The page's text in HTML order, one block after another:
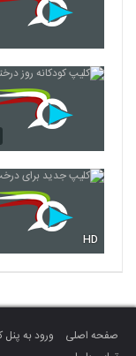
HD
صفحه اصلی ورود به پنل